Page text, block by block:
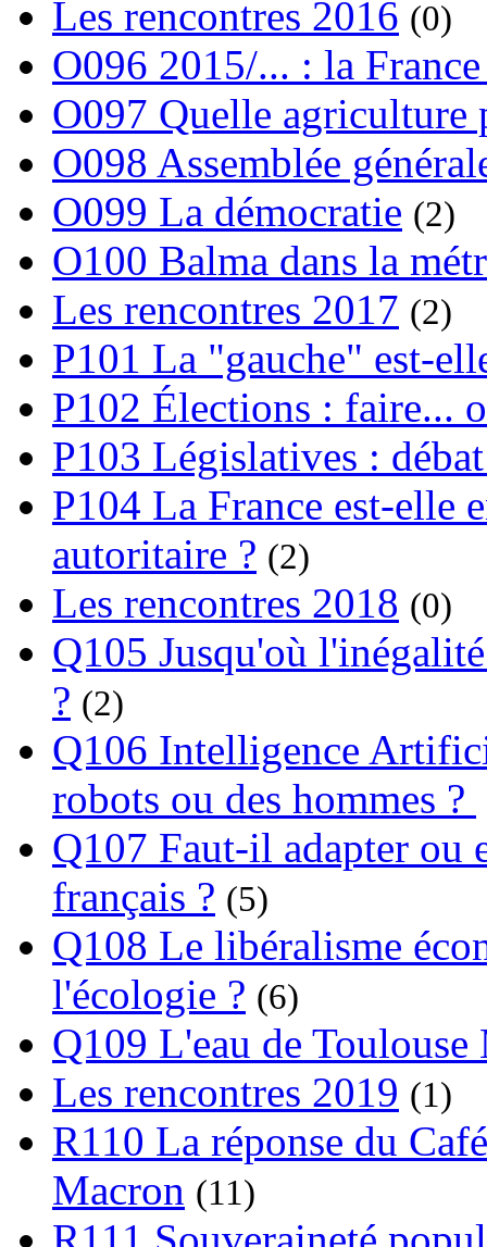
Les rencontres 2016 (0)
O096 2015/... : la
O097 Quelle agriculture
O098 Assemblée
O099 La démocratie (2)
O100 Balma dans la
Les rencontres 2017 (2)
P101 La "gauche" est-
P102 Élections : faire...
P103 Législatives :
P104 La France est-elle
autoritaire ? (2)
Les rencontres 2018 (0)
Q105 Jusqu'où
? (2)
Q106 Intelligence
robots ou des hommes ?
Q107 Faut-il adapter ou
français ? (5)
Q108 Le libéralisme
l'écologie ? (6)
Q109 L'eau de
Les rencontres 2019 (1)
R110 La réponse du
Macron (11)